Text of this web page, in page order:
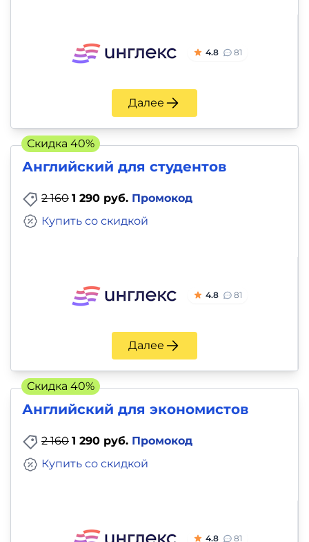
4.8 81
Далее
Английский для студентов
2 160 1 290 руб. Промокод
Купить со скидкой
4.8 81
Далее
Скидка 40%
Английский для экономистов
2 160 1 290 руб. Промокод
Купить со скидкой
4.8 81
Скидка 40%